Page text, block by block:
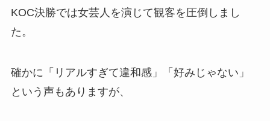
KOC決勝では女芸人を演じて観客を圧倒しまし
た。
確かに「リアルすぎて違和感」「好みじゃない」
という声もありますが、